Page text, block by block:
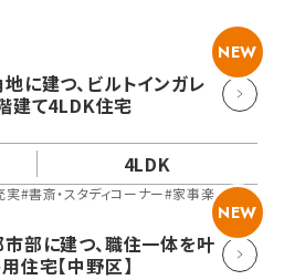
NEW
に建つ、ビルトインガレ
建て4LDK住宅
4LDK
実#書斎・スタディコーナー#家事楽
NEW
部に建つ、職住一体を叶
住宅【中野区】